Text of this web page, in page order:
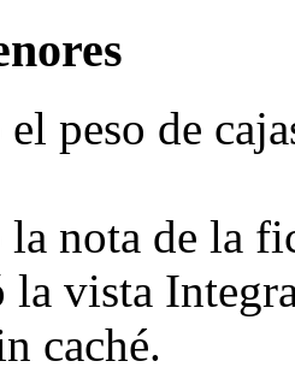
el peso de
la nota de la
la vista
caché.